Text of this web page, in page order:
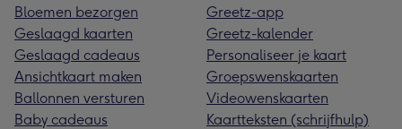
Bloemen bezorgen
Geslaagd kaarten
Geslaagd cadeaus
Ansichtkaart maken
Ballonnen versturen
Baby cadeaus
Greetz-app
Greetz-kalender
Personaliseer je kaart
Groepswenskaarten
Videowenskaarten
Kaartteksten (schrijfhulp)